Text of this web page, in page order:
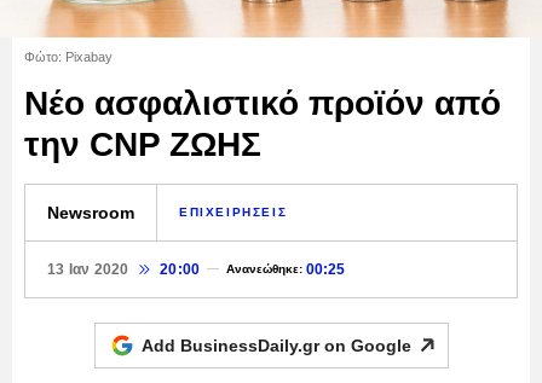
Φώτο: Pixabay
Νέο ασφαλιστικό προϊόν από
την CNP ΖΩΗΣ
Newsroom ΕΠΙΧΕΙΡΗΣΕΙΣ
13 Ιαν 2020 20:00 Ανανεώθηκε: 00:25
Add BusinessDaily.gr on Google